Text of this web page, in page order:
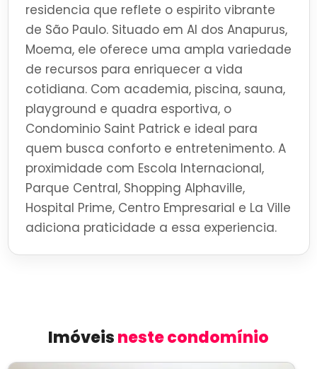
residencia que reflete o espirito vibrante
de São Paulo. Situado em Al dos Anapurus,
Moema, ele oferece uma ampla variedade
de recursos para enriquecer a vida
cotidiana. Com academia, piscina, sauna,
playground e quadra esportiva, o
Condominio Saint Patrick e ideal para
quem busca conforto e entretenimento. A
proximidade com Escola Internacional,
Parque Central, Shopping Alphaville,
Hospital Prime, Centro Empresarial e La Ville
adiciona praticidade a essa experiencia.
Imóveisneste condomínio